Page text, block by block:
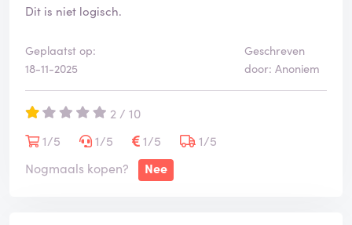
Dit is niet logisch.
Geplaatst op:
18-11-2025
Geschreven
door: Anoniem
2 / 10
1/5
1/5 1/5
1/5
Nogmaals kopen?
Nee